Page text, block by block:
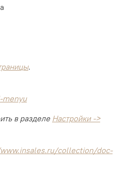
.
в разделе Настройки ->
collection/doc-